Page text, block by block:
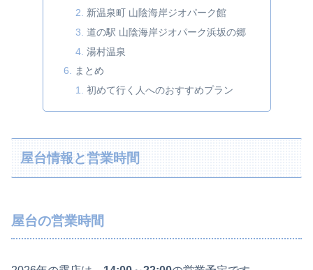
新温泉町 山陰海岸ジオパーク館
道の駅 山陰海岸ジオパーク浜坂の郷
湯村温泉
まとめ
初めて行く人へのおすすめプラン
屋台情報と営業時間
屋台の営業時間